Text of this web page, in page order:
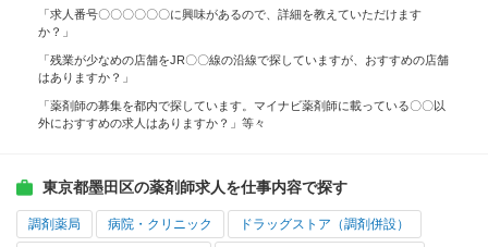
「求人番号〇〇〇〇〇〇に興味があるので、詳細を教えていただけます
か？」
「残業が少なめの店舗をJR〇〇線の沿線で探していますが、おすすめの店舗
はありますか？」
「薬剤師の募集を都内で探しています。マイナビ薬剤師に載っている〇〇以
外におすすめの求人はありますか？」等々
東京都墨田区の薬剤師求人を仕事内容で探す
調剤薬局 病院・クリニック ドラッグストア（調剤併設）